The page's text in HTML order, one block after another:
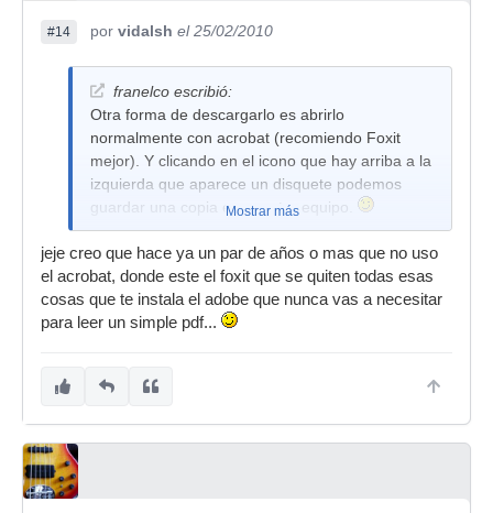
#14 por vidalsh el 25/02/2010
franelco escribió:
Otra forma de descargarlo es abrirlo
normalmente con acrobat (recomiendo Foxit
mejor). Y clicando en el icono que hay arriba a la
izquierda que aparece un disquete podemos
guardar una copia en nuestro equipo.
Mostrar más
jeje creo que hace ya un par de años o mas que no uso
el acrobat, donde este el foxit que se quiten todas esas
cosas que te instala el adobe que nunca vas a necesitar
para leer un simple pdf...